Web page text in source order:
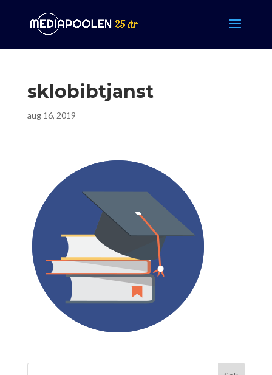
sklobibtjanst
aug 16, 2019